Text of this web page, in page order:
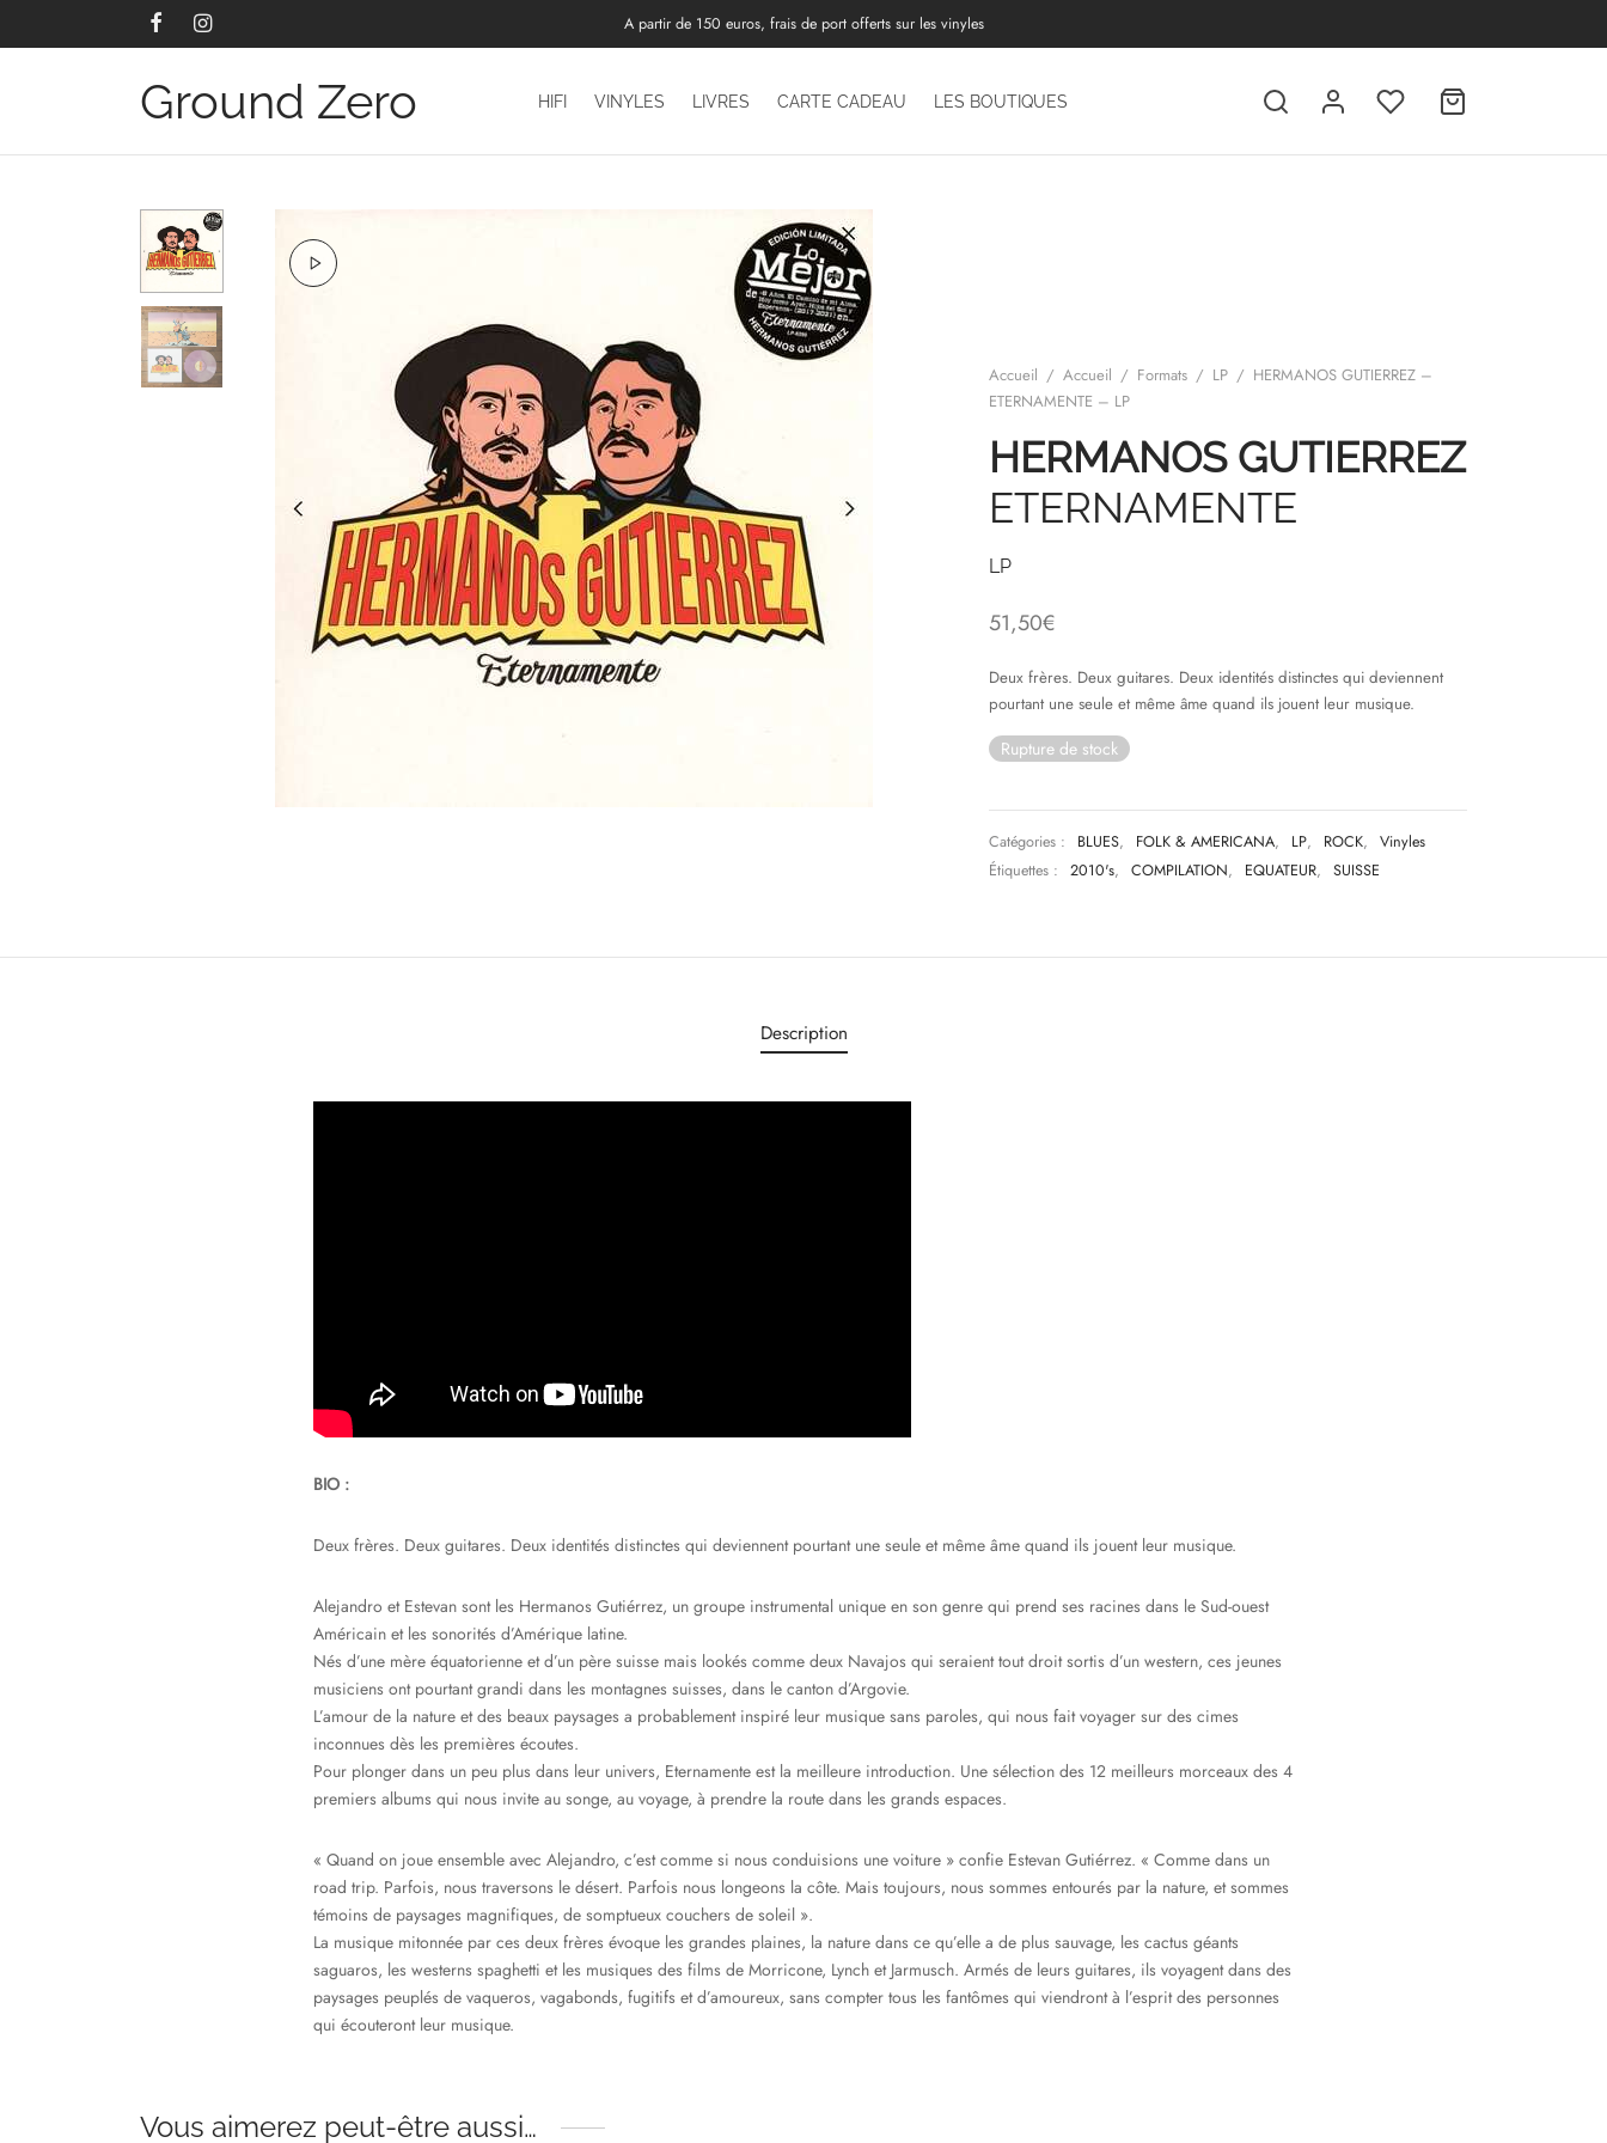
A partir de 150 euros, frais de port offerts sur les vinyles
Ground Zero HIFI VINYLES LIVRES CARTE CADEAU LES BOUTIQUES
Accueil / Accueil / Formats / LP / HERMANOS GUTIERREZ –
ETERNAMENTE – LP
HERMANOS GUTIERREZ
ETERNAMENTE
LP
51,50€
Deux frères. Deux guitares. Deux identités distinctes qui deviennent
pourtant une seule et même âme quand ils jouent leur musique.
Rupture de stock
Catégories : BLUES, FOLK & AMERICANA, LP, ROCK,
Vinyles
Étiquettes :
2010's, COMPILATION, EQUATEUR, SUISSE
Description
BIO :
Deux frères. Deux guitares. Deux identités distinctes qui deviennent pourtant une seule et même âme quand ils jouent leur musique.
Alejandro et Estevan sont les Hermanos Gutiérrez, un groupe instrumental unique en son genre qui prend ses racines dans le Sud-ouest
Américain et les sonorités d’Amérique latine.
Nés d’une mère équatorienne et d’un père suisse mais lookés comme deux Navajos qui seraient tout droit sortis d’un western, ces jeunes
musiciens ont pourtant grandi dans les montagnes suisses, dans le canton d’Argovie.
L’amour de la nature et des beaux paysages a probablement inspiré leur musique sans paroles, qui nous fait voyager sur des cimes
inconnues dès les premières écoutes.
Pour plonger dans un peu plus dans leur univers, Eternamente est la meilleure introduction. Une sélection des 12 meilleurs morceaux des 4
premiers albums qui nous invite au songe, au voyage, à prendre la route dans les grands espaces.
« Quand on joue ensemble avec Alejandro, c’est comme si nous conduisions une voiture » confie Estevan Gutiérrez. « Comme dans un
road trip. Parfois, nous traversons le désert. Parfois nous longeons la côte. Mais toujours, nous sommes entourés par la nature, et sommes
témoins de paysages magnifiques, de somptueux couchers de soleil ».
La musique mitonnée par ces deux frères évoque les grandes plaines, la nature dans ce qu’elle a de plus sauvage, les cactus géants
saguaros, les westerns spaghetti et les musiques des films de Morricone, Lynch et Jarmusch. Armés de leurs guitares, ils voyagent dans des
paysages peuplés de vaqueros, vagabonds, fugitifs et d’amoureux, sans compter tous les fantômes qui viendront à l’esprit des personnes
qui écouteront leur musique.
Vous aimerez peut-être aussi…